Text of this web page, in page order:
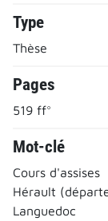
Type
Thèse
Pages
519 ff°
Mot-clé
Cours d'assises
Hérault
Languedoc